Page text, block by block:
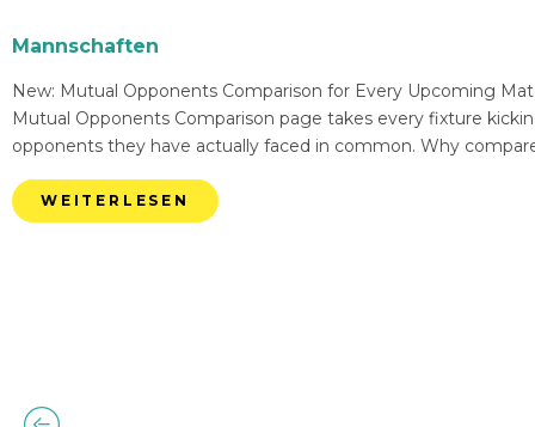
Mannschaften
New: Mutual Opponents Comparison for Every Upcoming
Mutual Opponents Comparison page takes every fixture
opponents they have actually faced in common. Why
WEITERLESEN